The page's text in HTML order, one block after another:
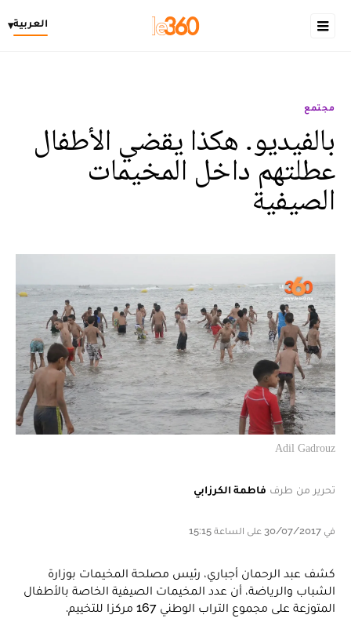
العربية▾
مجتمع
بالفيديو. هكذا يقضي الأطفال
عطلتهم داخل المخيمات
الصيفية
Adil Gadrouz
تحرير من طرف فاطمة الكرزابي
في 30/07/2017 على الساعة 15:15
كشف عبد الرحمان أجباري، رئيس مصلحة المخيمات بوزارة
الشباب والرياضة، أن عدد المخيمات الصيفية الخاصة بالأطفال
المتوزعة على مجموع التراب الوطني 167 مركزا للتخييم.